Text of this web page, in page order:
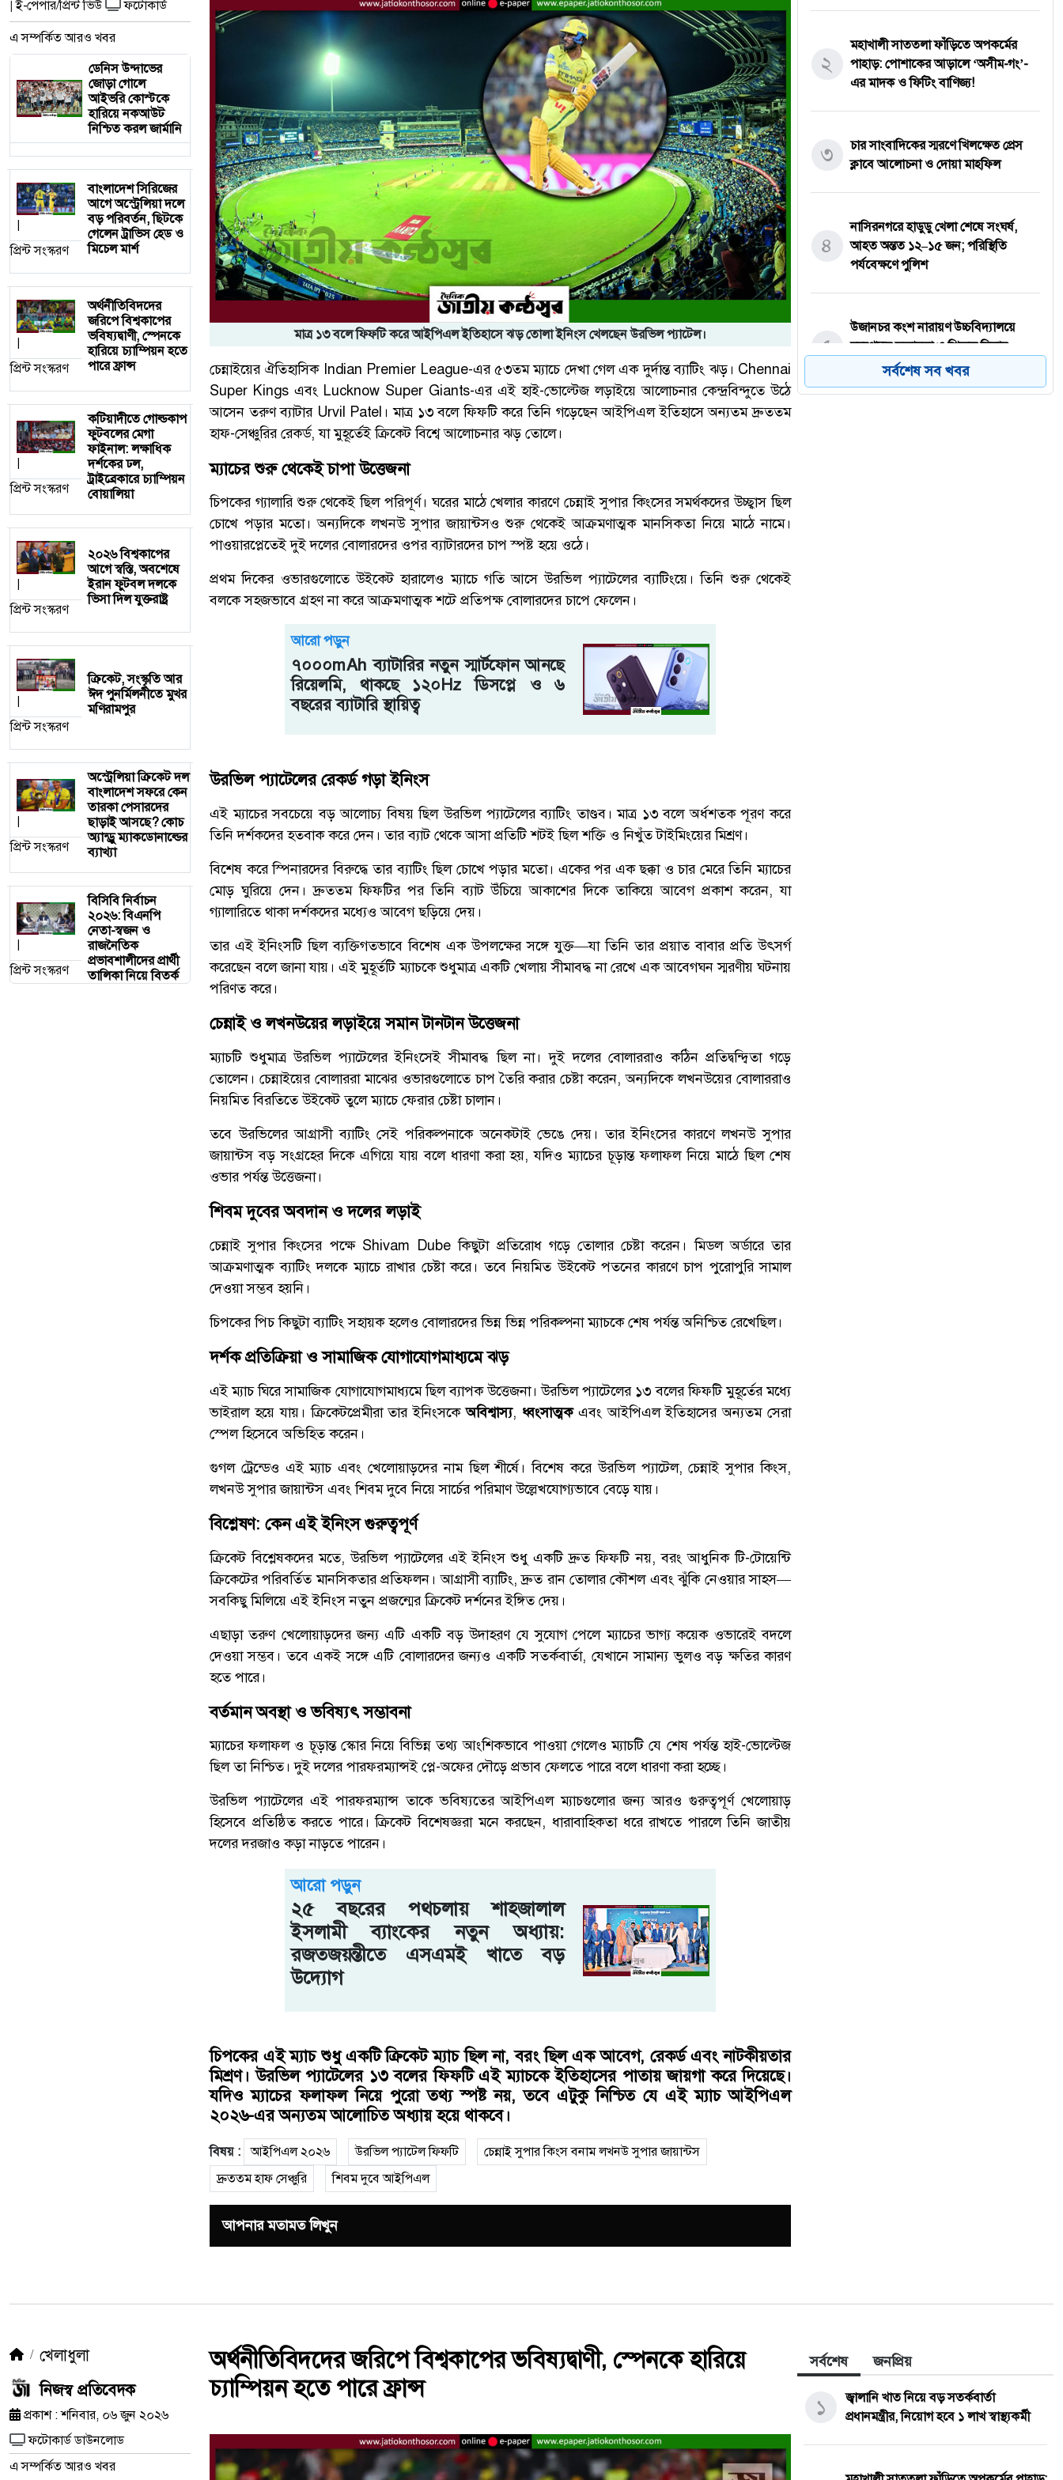
| ই-পেপার/প্রিন্ট ভিউ
ফটোকার্ড
এ সম্পর্কিত আরও খবর
ডেনিস উন্দাভের
জোড়া গোলে
আইভরি কোস্টকে
হারিয়ে নকআউট
নিশ্চিত করল জার্মানি
প্রিন্ট সংস্করণ
বাংলাদেশ সিরিজের
আগে অস্ট্রেলিয়া দলে
বড় পরিবর্তন, ছিটকে
গেলেন ট্রাভিস হেড ও
মিচেল মার্শ
|
প্রিন্ট সংস্করণ
অর্থনীতিবিদদের
জরিপে বিশ্বকাপের
ভবিষ্যদ্বাণী, স্পেনকে
হারিয়ে চ্যাম্পিয়ন হতে
পারে ফ্রান্স
|
প্রিন্ট সংস্করণ
কটিয়াদীতে গোল্ডকাপ
ফুটবলের মেগা
ফাইনাল: লক্ষাধিক
দর্শকের ঢল,
ট্রাইব্রেকারে চ্যাম্পিয়ন
বোয়ালিয়া
|
প্রিন্ট সংস্করণ
২০২৬ বিশ্বকাপের
আগে স্বস্তি, অবশেষে
ইরান ফুটবল দলকে
ভিসা দিল যুক্তরাষ্ট্র
|
প্রিন্ট সংস্করণ
ক্রিকেট, সংস্কৃতি আর
ঈদ পুনর্মিলনীতে মুখর
মণিরামপুর
প্রিন্ট সংস্করণ
অস্ট্রেলিয়া ক্রিকেট দল
বাংলাদেশ সফরে কেন
তারকা পেসারদের
ছাড়াই আসছে? কোচ
অ্যান্ড্রু ম্যাকডোনাল্ডের
ব্যাখ্যা
প্রিন্ট সংস্করণ
বিসিবি নির্বাচন
২০২৬: বিএনপি
নেতা-স্বজন ও
রাজনৈতিক
প্রভাবশালীদের প্রার্থী
তালিকা নিয়ে বিতর্ক
মাত্র ১৩ বলে ফিফটি করে আইপিএল ইতিহাসে ঝড় তোলা ইনিংস খেলছেন উরভিল প্যাটেল।
চেন্নাইয়ের ঐতিহাসিক Indian Premier League-এর ৫৩তম ম্যাচে দেখা গেল এক দুর্দান্ত ব্যাটিং ঝড়। Chennai
Super Kings এবং Lucknow Super Giants-এর এই হাই-ভোল্টেজ লড়াইয়ে আলোচনার কেন্দ্রবিন্দুতে উঠে
আসেন তরুণ ব্যাটার Urvil Patel । মাত্র ১৩ বলে ফিফটি করে তিনি গড়েছেন আইপিএল ইতিহাসে অন্যতম দ্রুততম
হাফ-সেঞ্চুরির রেকর্ড, যা মুহূর্তেই ক্রিকেট বিশ্বে আলোচনার ঝড় তোলে।
ম্যাচের শুরু থেকেই চাপা উত্তেজনা
চিপকের গ্যালারি শুরু থেকেই ছিল পরিপূর্ণ। ঘরের মাঠে খেলার কারণে চেন্নাই সুপার কিংসের সমর্থকদের উচ্ছ্বাস ছিল
চোখে পড়ার মতো। অন্যদিকে লখনউ সুপার জায়ান্টসও শুরু থেকেই আক্রমণাত্মক মানসিকতা নিয়ে মাঠে নামে।
পাওয়ারপ্লেতেই দুই দলের বোলারদের ওপর ব্যাটারদের চাপ স্পষ্ট হয়ে ওঠে।
প্রথম দিকের ওভারগুলোতে উইকেট হারালেও ম্যাচে গতি আসে উরভিল প্যাটেলের ব্যাটিংয়ে। তিনি শুরু থেকেই
বলকে সহজভাবে গ্রহণ না করে আক্রমণাত্মক শটে প্রতিপক্ষ বোলারদের চাপে ফেলেন।
আরো পড়ুন
৭০০০mAh ব্যাটারির নতুন স্মার্টফোন আনছে
রিয়েলমি, থাকছে ১২০Hz ডিসপ্লে ও ৬
বছরের ব্যাটারি স্থায়িত্ব
উরভিল প্যাটেলের রেকর্ড গড়া ইনিংস
এই ম্যাচের সবচেয়ে বড় আলোচ্য বিষয় ছিল উরভিল প্যাটেলের ব্যাটিং তাণ্ডব। মাত্র ১৩ বলে অর্ধশতক পূরণ করে
তিনি দর্শকদের হতবাক করে দেন। তার ব্যাট থেকে আসা প্রতিটি শটই ছিল শক্তি ও নিখুঁত টাইমিংয়ের মিশ্রণ।
বিশেষ করে স্পিনারদের বিরুদ্ধে তার ব্যাটিং ছিল চোখে পড়ার মতো। একের পর এক ছক্কা ও চার মেরে তিনি ম্যাচের
মোড় ঘুরিয়ে দেন। দ্রুততম ফিফটির পর তিনি ব্যাট উঁচিয়ে আকাশের দিকে তাকিয়ে আবেগ প্রকাশ করেন, যা
গ্যালারিতে থাকা দর্শকদের মধ্যেও আবেগ ছড়িয়ে দেয়।
তার এই ইনিংসটি ছিল ব্যক্তিগতভাবে বিশেষ এক উপলক্ষের সঙ্গে যুক্ত—যা তিনি তার প্রয়াত বাবার প্রতি উৎসর্গ
করেছেন বলে জানা যায়। এই মুহূর্তটি ম্যাচকে শুধুমাত্র একটি খেলায় সীমাবদ্ধ না রেখে এক আবেগঘন স্মরণীয় ঘটনায়
পরিণত করে।
চেন্নাই ও লখনউয়ের লড়াইয়ে সমান টানটান উত্তেজনা
ম্যাচটি শুধুমাত্র উরভিল প্যাটেলের ইনিংসেই সীমাবদ্ধ ছিল না। দুই দলের বোলাররাও কঠিন প্রতিদ্বন্দ্বিতা গড়ে
তোলেন। চেন্নাইয়ের বোলাররা মাঝের ওভারগুলোতে চাপ তৈরি করার চেষ্টা করেন, অন্যদিকে লখনউয়ের বোলাররাও
নিয়মিত বিরতিতে উইকেট তুলে ম্যাচে ফেরার চেষ্টা চালান।
তবে উরভিলের আগ্রাসী ব্যাটিং সেই পরিকল্পনাকে অনেকটাই ভেঙে দেয়। তার ইনিংসের কারণে লখনউ সুপার
জায়ান্টস বড় সংগ্রহের দিকে এগিয়ে যায় বলে ধারণা করা হয়, যদিও ম্যাচের চূড়ান্ত ফলাফল নিয়ে মাঠে ছিল শেষ
ওভার পর্যন্ত উত্তেজনা।
শিবম দুবের অবদান ও দলের লড়াই
চেন্নাই সুপার কিংসের পক্ষে Shivam Dube কিছুটা প্রতিরোধ গড়ে তোলার চেষ্টা করেন। মিডল অর্ডারে তার
আক্রমণাত্মক ব্যাটিং দলকে ম্যাচে রাখার চেষ্টা করে। তবে নিয়মিত উইকেট পতনের কারণে চাপ পুরোপুরি সামাল
দেওয়া সম্ভব হয়নি।
চিপকের পিচ কিছুটা ব্যাটিং সহায়ক হলেও বোলারদের ভিন্ন ভিন্ন পরিকল্পনা ম্যাচকে শেষ পর্যন্ত অনিশ্চিত রেখেছিল।
দর্শক প্রতিক্রিয়া ও সামাজিক যোগাযোগমাধ্যমে ঝড়
এই ম্যাচ ঘিরে সামাজিক যোগাযোগমাধ্যমে ছিল ব্যাপক উত্তেজনা। উরভিল প্যাটেলের ১৩ বলের ফিফটি মুহূর্তের মধ্যে
ভাইরাল হয়ে যায়। ক্রিকেটপ্রেমীরা তার ইনিংসকেঅবিশ্বাস্য, ধ্বংসাত্মক এবং আইপিএল ইতিহাসের অন্যতম সেরা
স্পেল হিসেবে অভিহিত করেন।
গুগল ট্রেন্ডেও এই ম্যাচ এবং খেলোয়াড়দের নাম ছিল শীর্ষে। বিশেষ করে উরভিল প্যাটেল, চেন্নাই সুপার কিংস,
লখনউ সুপার জায়ান্টস এবং শিবম দুবে নিয়ে সার্চের পরিমাণ উল্লেখযোগ্যভাবে বেড়ে যায়।
বিশ্লেষণ: কেন এই ইনিংস গুরুত্বপূর্ণ
ক্রিকেট বিশ্লেষকদের মতে, উরভিল প্যাটেলের এই ইনিংস শুধু একটি দ্রুত ফিফটি নয়, বরং আধুনিক টি-টোয়েন্টি
ক্রিকেটের পরিবর্তিত মানসিকতার প্রতিফলন। আগ্রাসী ব্যাটিং, দ্রুত রান তোলার কৌশল এবং ঝুঁকি নেওয়ার সাহস—
সবকিছু মিলিয়ে এই ইনিংস নতুন প্রজন্মের ক্রিকেট দর্শনের ইঙ্গিত দেয়।
এছাড়া তরুণ খেলোয়াড়দের জন্য এটি একটি বড় উদাহরণ যে সুযোগ পেলে ম্যাচের ভাগ্য কয়েক ওভারেই বদলে
দেওয়া সম্ভব। তবে একই সঙ্গে এটি বোলারদের জন্যও একটি সতর্কবার্তা, যেখানে সামান্য ভুলও বড় ক্ষতির কারণ
হতে পারে।
বর্তমান অবস্থা ও ভবিষ্যৎ সম্ভাবনা
ম্যাচের ফলাফল ও চূড়ান্ত স্কোর নিয়ে বিভিন্ন তথ্য আংশিকভাবে পাওয়া গেলেও ম্যাচটি যে শেষ পর্যন্ত হাই-ভোল্টেজ
ছিল তা নিশ্চিত। দুই দলের পারফরম্যান্সই প্লে-অফের দৌড়ে প্রভাব ফেলতে পারে বলে ধারণা করা হচ্ছে।
উরভিল প্যাটেলের এই পারফরম্যান্স তাকে ভবিষ্যতের আইপিএল ম্যাচগুলোর জন্য আরও গুরুত্বপূর্ণ খেলোয়াড়
হিসেবে প্রতিষ্ঠিত করতে পারে। ক্রিকেট বিশেষজ্ঞরা মনে করছেন, ধারাবাহিকতা ধরে রাখতে পারলে তিনি জাতীয়
দলের দরজাও কড়া নাড়তে পারেন।
আরো পড়ুন
২৫ বছরের পথচলায় শাহ্জালাল
ইসলামী ব্যাংকের নতুন অধ্যায়:
রজতজয়ন্তীতে এসএমই খাতে বড়
উদ্যোগ
চিপকের এই ম্যাচ শুধু একটি ক্রিকেট ম্যাচ ছিল না, বরং ছিল এক আবেগ, রেকর্ড এবং নাটকীয়তার
মিশ্রণ। উরভিল প্যাটেলের ১৩ বলের ফিফটি এই ম্যাচকে ইতিহাসের পাতায় জায়গা করে দিয়েছে।
যদিও ম্যাচের ফলাফল নিয়ে পুরো তথ্য স্পষ্ট নয়, তবে এটুকু নিশ্চিত যে এই ম্যাচ আইপিএল
২০২৬-এর অন্যতম আলোচিত অধ্যায় হয়ে থাকবে।
বিষয় : আইপিএল ২০২৬ উরভিল প্যাটেল ফিফটি
চেন্নাই সুপার কিংস বনাম লখনউ সুপার জায়ান্টস
দ্রুততম হাফ সেঞ্চুরি
শিবম দুবে আইপিএল
আপনার মতামত লিখুন
২
মহাখালী সাততলা ফাঁড়িতে অপকর্মের
পাহাড়: পোশাকের আড়ালে ‘অসীম-গং’-
এর মাদক ও ফিটিং বাণিজ্য!
৩
চার সাংবাদিকের স্মরণে খিলক্ষেত প্রেস
ক্লাবে আলোচনা ও দোয়া মাহফিল
৪
নাসিরনগরে হাডুডু খেলা শেষে সংঘর্ষ,
আহত অন্তত ১২–১৫ জন; পরিস্থিতি
পর্যবেক্ষণে পুলিশ
৫
উজানচর কংশ নারায়ণ উচ্চবিদ্যালয়ে
মরণোত্তর সম্মাননা ও শিক্ষক বিদায়
সংবর্ধনা অনুষ্ঠিত।
সর্বশেষ সব খবর
খেলাধুলা
নিজস্ব প্রতিবেদক
প্রকাশ : শনিবার, ০৬ জুন ২০২৬
ফটোকার্ড ডাউনলোড
এ সম্পর্কিত আরও খবর
অর্থনীতিবিদদের জরিপে বিশ্বকাপের ভবিষ্যদ্বাণী, স্পেনকে হারিয়ে
চ্যাম্পিয়ন হতে পারে ফ্রান্স
সর্বশেষ জনপ্রিয়
১
জ্বালানি খাত নিয়ে বড় সতর্কবার্তা
প্রধানমন্ত্রীর, নিয়োগ হবে ১ লাখ স্বাস্থ্যকর্মী